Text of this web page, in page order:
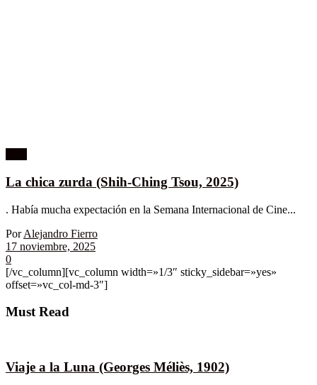
La chica zurda (Shih-Ching Tsou, 2025)
. Había mucha expectación en la Semana Internacional de Cine...
Por Alejandro Fierro
17 noviembre, 2025
0
[/vc_column][vc_column width=»1/3″ sticky_sidebar=»yes»
offset=»vc_col-md-3″]
Must Read
Viaje a la Luna (Georges Méliès, 1902)